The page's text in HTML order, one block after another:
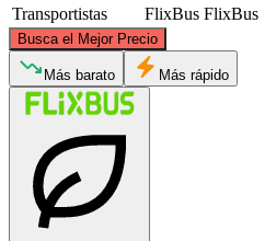
Transportistas
FlixBus FlixBus
Busca el Mejor Precio
©
Más barato Más rápido